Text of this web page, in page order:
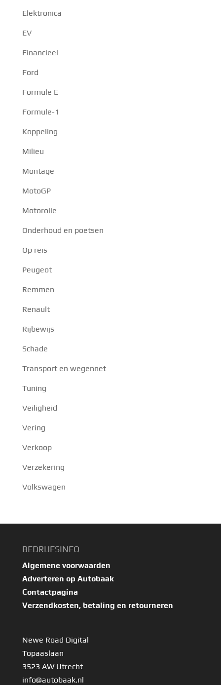
Elektronica
EV
Financieel
Ford
Formule E
Formule-1
Koppeling
Milieu
Montage
MotoGP
Motorolie
Onderhoud en poetsen
Op reis
Peugeot
Remmen
Renault
Rijbewijs
Schade
Transport en wegennet
Tuning
Veiligheid
Vering
Verkoop
Verzekering
Volkswagen
BEDRIJFSINFO
Algemene voorwaarden
Adverteren op Autobaak
Contactpagina
Verzendkosten, betaling en retourneren
Newe Road Digital
Topaaslaan
3523 AW Utrecht
info@autobaak.nl